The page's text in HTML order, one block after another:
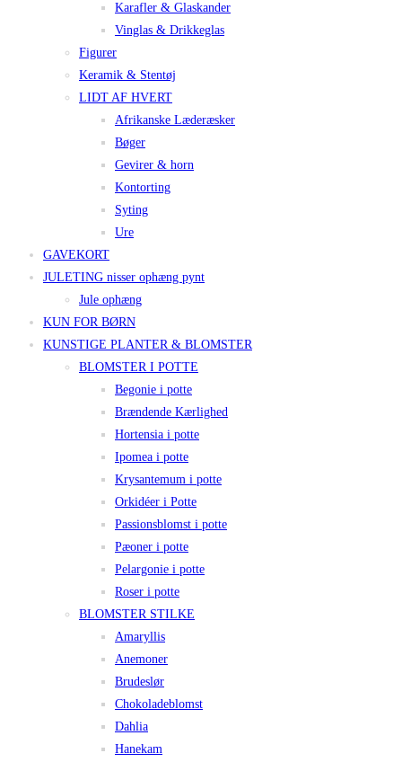
Karafler & Glaskander
Vinglas & Drikkeglas
Figurer
Keramik & Stentøj
LIDT AF HVERT
Afrikanske Læderæsker
Bøger
Gevirer & horn
Kontorting
Syting
Ure
GAVEKORT
JULETING nisser ophæng pynt
Jule ophæng
KUN FOR BØRN
KUNSTIGE PLANTER & BLOMSTER
BLOMSTER I POTTE
Begonie i potte
Brændende Kærlighed
Hortensia i potte
Ipomea i potte
Krysantemum i potte
Orkidéer i Potte
Passionsblomst i potte
Pæoner i potte
Pelargonie i potte
Roser i potte
BLOMSTER STILKE
Amaryllis
Anemoner
Brudeslør
Chokoladeblomst
Dahlia
Hanekam